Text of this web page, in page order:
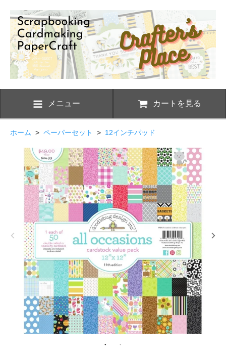
メニュー カートを見る
ホーム > ペーパーセット > 12インチパッド